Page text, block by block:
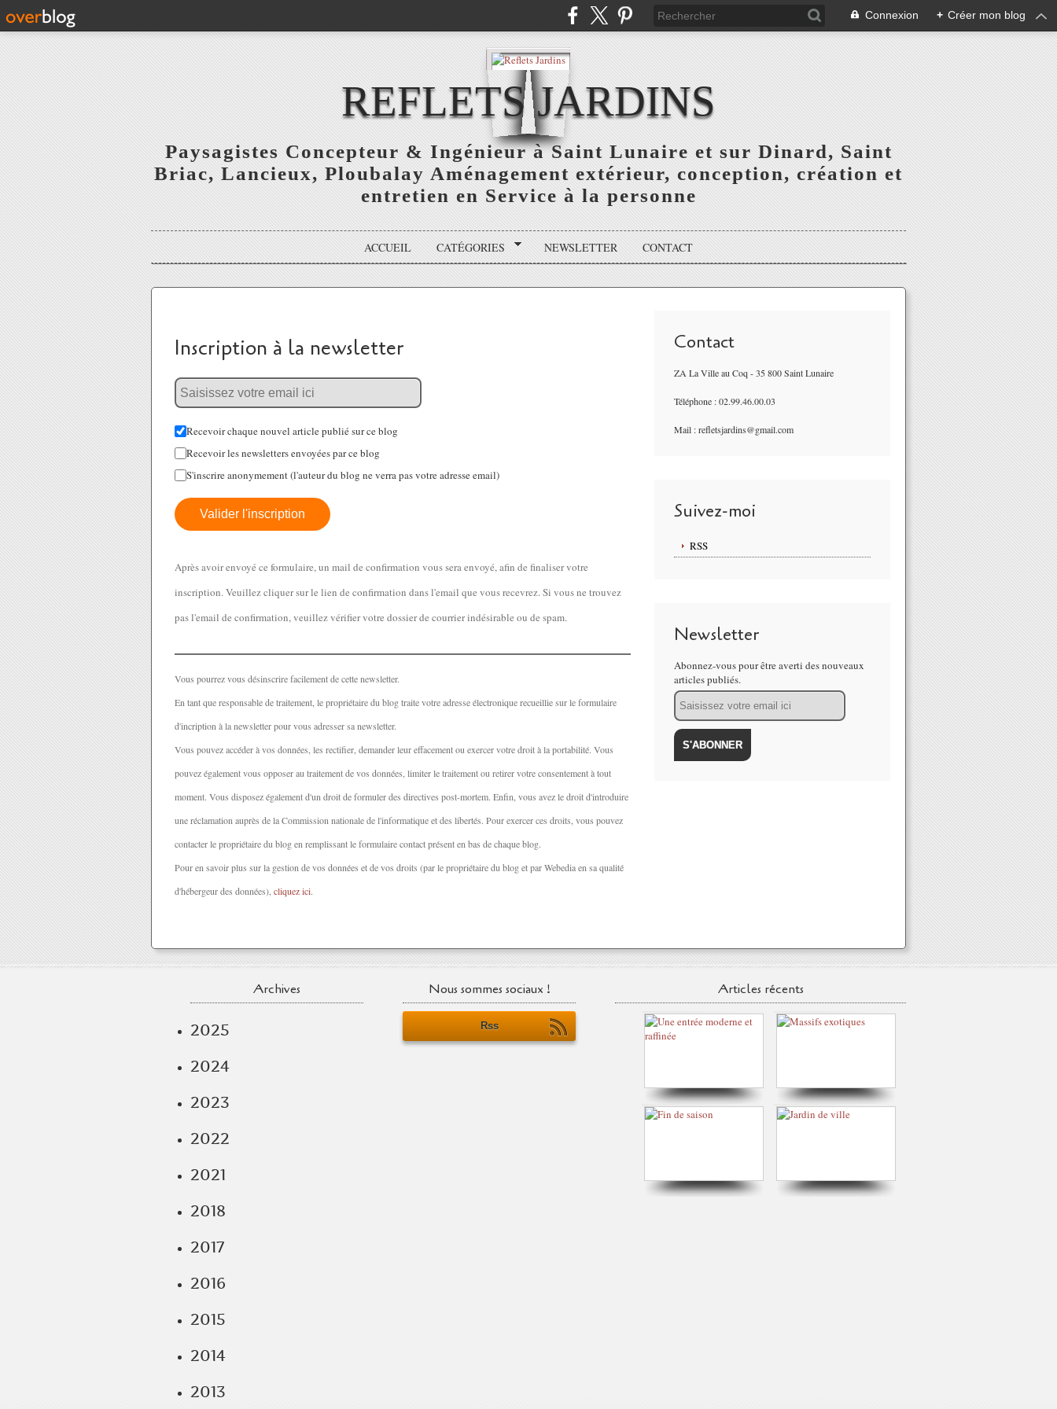
Connexion + Créer mon blog
REFLETS JARDINS
Paysagistes Concepteur & Ingénieur à Saint Lunaire et sur Dinard, Saint
Briac, Lancieux, Ploubalay Aménagement extérieur, conception, création et
entretien en Service à la personne
ACCUEIL CATÉGORIES NEWSLETTER CONTACT
Inscription à la newsletter
Recevoir chaque nouvel article publié sur ce blog
Recevoir les newsletters envoyées par ce blog
S'inscrire anonymement (l'auteur du blog ne verra pas votre adresse email)
Valider l'inscription
Après avoir envoyé ce formulaire, un mail de confirmation vous sera envoyé, afin de finaliser votre
inscription. Veuillez cliquer sur le lien de confirmation dans l'email que vous recevrez. Si vous ne trouvez
pas l'email de confirmation, veuillez vérifier votre dossier de courrier indésirable ou de spam.
Vous pourrez vous désinscrire facilement de cette newsletter.
En tant que responsable de traitement, le propriétaire du blog traite votre adresse électronique recueillie sur le formulaire
d'incription à la newsletter pour vous adresser sa newsletter.
Vous pouvez accéder à vos données, les rectifier, demander leur effacement ou exercer votre droit à la portabilité. Vous
pouvez également vous opposer au traitement de vos données, limiter le traitement ou retirer votre consentement à tout
moment. Vous disposez également d'un droit de formuler des directives post-mortem. Enfin, vous avez le droit d'introduire
une réclamation auprès de la Commission nationale de l'informatique et des libertés. Pour exercer ces droits, vous pouvez
contacter le propriétaire du blog en remplissant le formulaire contact présent en bas de chaque blog.
Pour en savoir plus sur la gestion de vos données et de vos droits (par le propriétaire du blog et par Webedia en sa qualité
d'hébergeur des données), cliquez ici.
Contact
ZA La Ville au Coq - 35 800 Saint Lunaire
Téléphone : 02.99.46.00.03
Mail : refletsjardins@gmail.com
Suivez-moi
RSS
Newsletter
Abonnez-vous pour être averti des nouveaux
articles publiés.
Email
Archives
2025
2024
2023
2022
2021
2018
2017
2016
2015
2014
2013
Nous sommes sociaux !
Rss
Articles récents